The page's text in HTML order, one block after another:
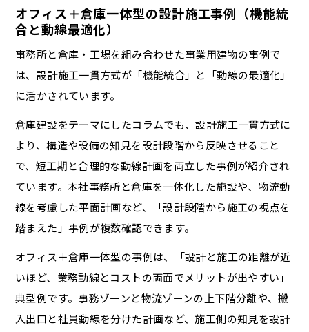
オフィス＋倉庫一体型の設計施工事例（機能統
合と動線最適化）
事務所と倉庫・工場を組み合わせた事業用建物の事例で
は、設計施工一貫方式が「機能統合」と「動線の最適化」
に活かされています。
倉庫建設をテーマにしたコラムでも、設計施工一貫方式に
より、構造や設備の知見を設計段階から反映させること
で、短工期と合理的な動線計画を両立した事例が紹介され
ています。本社事務所と倉庫を一体化した施設や、物流動
線を考慮した平面計画など、「設計段階から施工の視点を
踏まえた」事例が複数確認できます。
オフィス＋倉庫一体型の事例は、「設計と施工の距離が近
いほど、業務動線とコストの両面でメリットが出やすい」
典型例です。事務ゾーンと物流ゾーンの上下階分離や、搬
入出口と社員動線を分けた計画など、施工側の知見を設計